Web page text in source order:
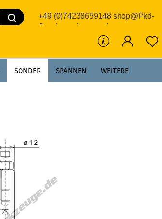
Suche...+49 (0)74238659148 shop@Pkd-
Sonderwerkzeuge.de
SONDER SPANNEN WEITERE